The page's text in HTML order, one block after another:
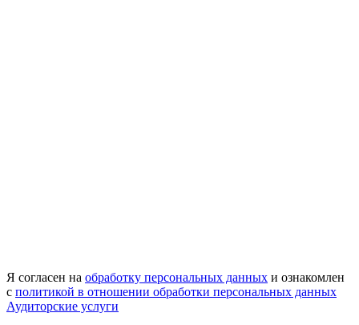
Я согласен на обработку персональных данных и ознакомлен
с политикой в отношении обработки персональных данных
Аудиторские услуги